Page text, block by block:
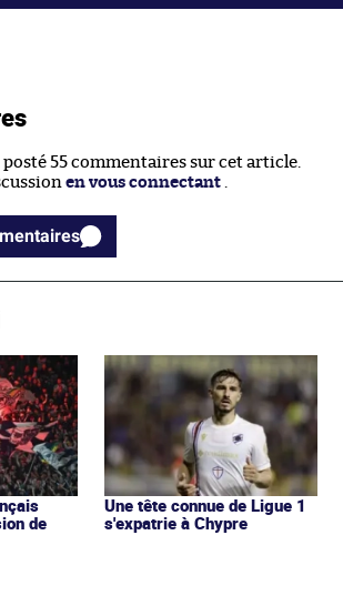
55 commentaires sur cet article.
en vous connectant
commentaires
de
Une tête connue de Ligue 1
s'expatrie à Chypre